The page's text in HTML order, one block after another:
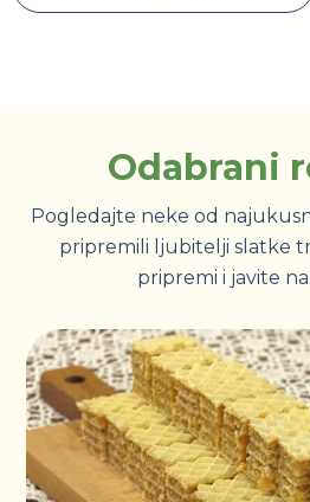
Odabrani
Pogledajte neke od
pripremili ljubitelji slatke
pripremi i javite